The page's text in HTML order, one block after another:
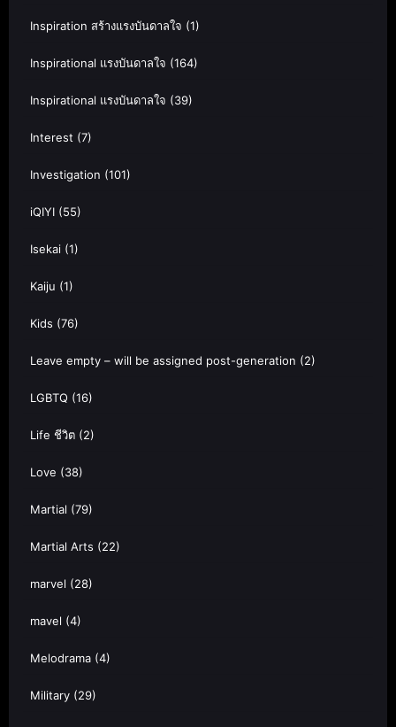
Inspiration สร้างแรงบันดาลใจ (1)
Inspirational แรงบันดาลใจ (164)
Inspirational แรงบันดาลใจ (39)
Interest (7)
Investigation (101)
iQIYI (55)
Isekai (1)
Kaiju (1)
Kids (76)
Leave empty – will be assigned post-generation (2)
LGBTQ (16)
Life ชีวิต (2)
Love (38)
Martial (79)
Martial Arts (22)
marvel (28)
mavel (4)
Melodrama (4)
Military (29)